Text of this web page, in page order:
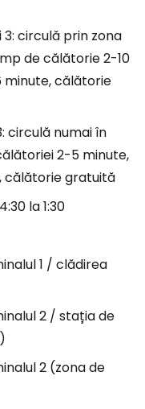
3: circulă prin zona
de călătorie 2-10
călătorie
circulă numai în
2-5 minute,
călătorie gratuită
la 1:30
1 / clădirea
2 / stația de
2 (zona de